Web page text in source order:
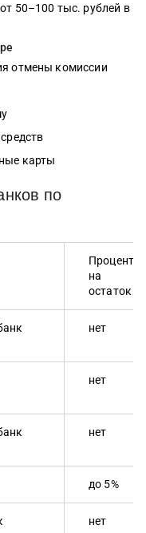
50–100 тыс. рублей в
отмены комиссии
карты
по
Проценты
на
остаток
нет
нет
нет
до 5%
нет